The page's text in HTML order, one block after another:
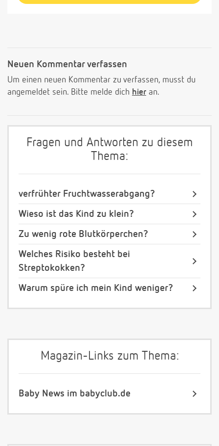
Neuen Kommentar verfassen
Um einen neuen Kommentar zu verfassen, musst du
angemeldet sein. Bitte melde dich hier an.
Fragen und Antworten zu diesem
Thema:
verfrühter Fruchtwasserabgang?
Wieso ist das Kind zu klein?
Zu wenig rote Blutkörperchen?
Welches Risiko besteht bei
Streptokokken?
Warum spüre ich mein Kind weniger?
Magazin-Links zum Thema:
Baby News im babyclub.de